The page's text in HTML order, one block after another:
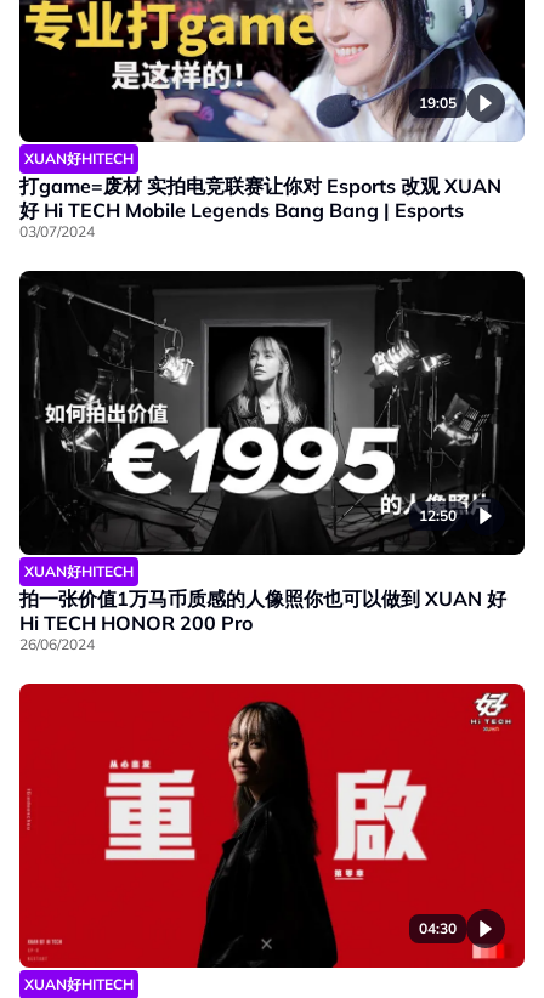
19:05
XUAN好HITECH
打game=废材 实拍电竞联赛让你对 Esports 改观 XUAN
好 Hi TECH Mobile Legends Bang Bang | Esports
03/07/2024
12:50
XUAN好HITECH
拍一张价值1万马币质感的人像照你也可以做到 XUAN 好
Hi TECH HONOR 200 Pro
26/06/2024
04:30
XUAN好HITECH